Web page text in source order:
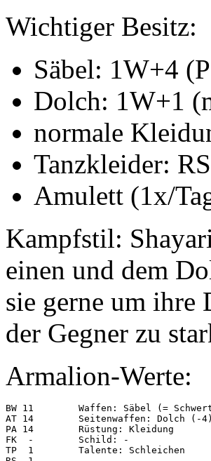
Wichtiger Besitz:
Säbel: 1W+4
Dolch: 1W+1
normale
Tanzkleider:
Amulett (1x/
Kampfstil:
einen und dem
sie gerne um ihre
der Gegner zu
Armalion-Werte:
BW 11        Waffen: Säbel (=
AT 14        Seitenwaffen: Dolch
PA 14        Rüstung: Kleidung
FK  -        Schild: -
TP  1        Talente: Schleichen